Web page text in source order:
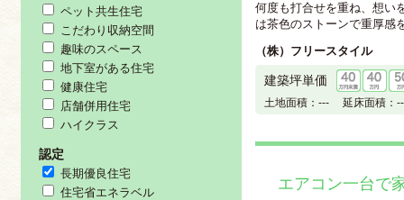
何度も打合せを重ね、想い
は茶色のストーンで重厚感
（株）フリースタイル
建築坪単価
土地面積： --- 延床面積：
エアコン一台で
ペット共生住宅
こだわり収納空間
趣味のスペース
地下室がある住宅
健康住宅
店舗併用住宅
ハイクラス
認定
長期優良住宅
住宅省エネラベル